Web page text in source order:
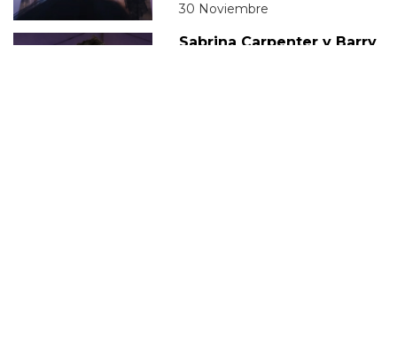
30 Noviembre
Sabrina Carpenter y Barry